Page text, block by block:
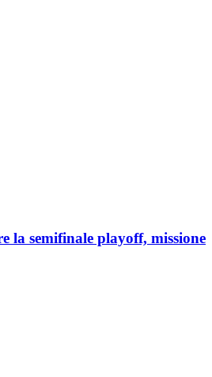
la semifinale playoff, missione